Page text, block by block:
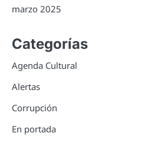
marzo 2025
Categorías
Agenda Cultural
Alertas
Corrupción
En portada